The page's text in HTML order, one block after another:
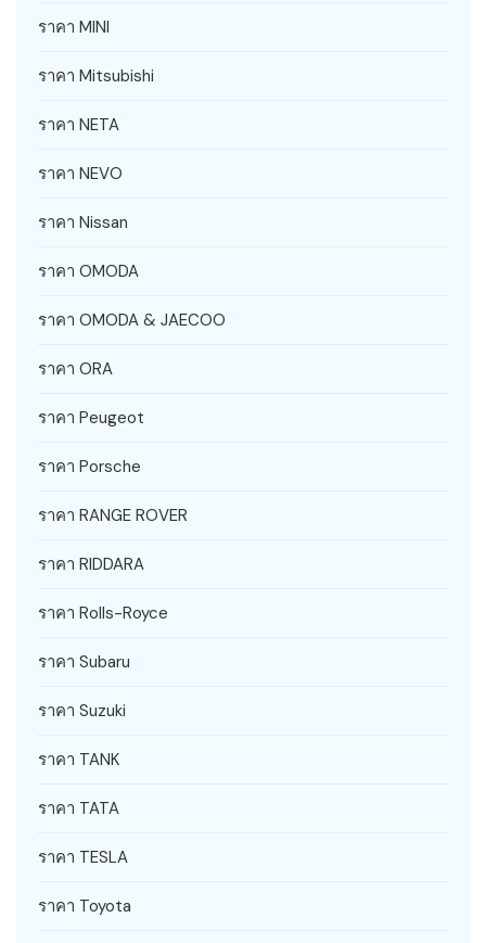
ราคา MINI
ราคา Mitsubishi
ราคา NETA
ราคา NEVO
ราคา Nissan
ราคา OMODA
ราคา OMODA & JAECOO
ราคา ORA
ราคา Peugeot
ราคา Porsche
ราคา RANGE ROVER
ราคา RIDDARA
ราคา Rolls-Royce
ราคา Subaru
ราคา Suzuki
ราคา TANK
ราคา TATA
ราคา TESLA
ราคา Toyota